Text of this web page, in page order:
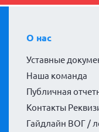
О нас
Уставные
Наша команда
Публичная
Контакты
Гайдлайн ВОГ /